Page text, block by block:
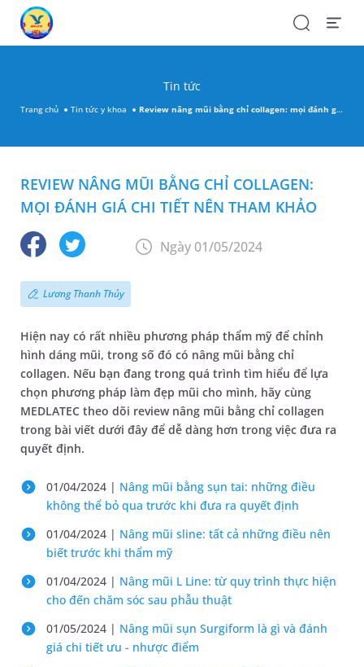
SearchOpen
Tin tức
Trang chủ Tin tức y khoa Review nâng mũi bằng chỉ collagen: mọi đánh giá chi tiết nên tham khảo
REVIEW NÂNG MŨI BẰNG CHỈ COLLAGEN:
MỌI ĐÁNH GIÁ CHI TIẾT NÊN THAM KHẢO
Ngày 01/05/2024
Lương Thanh Thủy
Hiện nay có rất nhiều phương pháp thẩm mỹ để chỉnh
hình dáng mũi, trong số đó có nâng mũi bằng chỉ
collagen. Nếu bạn đang trong quá trình tìm hiểu để lựa
chọn phương pháp làm đẹp mũi cho mình, hãy cùng
MEDLATEC theo dõi review nâng mũi bằng chỉ collagen
trong bài viết dưới đây để dễ dàng hơn trong việc đưa ra
quyết định.
01/04/2024 | Nâng mũi bằng sụn tai: những điều
không thể bỏ qua trước khi đưa ra quyết định
01/04/2024 | Nâng mũi sline: tất cả những điều nên
biết trước khi thẩm mỹ
01/04/2024 | Nâng mũi L Line: từ quy trình thực hiện
cho đến chăm sóc sau phẫu thuật
01/05/2024 | Nâng mũi sụn Surgiform là gì và đánh
giá chi tiết ưu - nhược điểm